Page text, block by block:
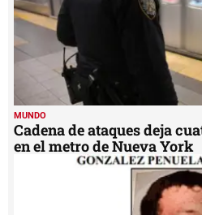
MUNDO
Cadena de ataques deja
en el metro de Nueva York